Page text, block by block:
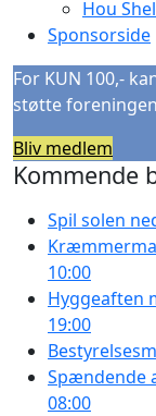
Hou
Sponsorside
For KUN 100,-
støtte
Bliv medlem
Kommende
Spil solen
10:00
Hyggeaften
19:00
Spændende
08:00